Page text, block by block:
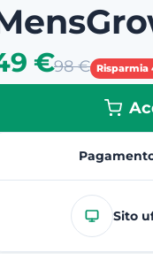
€98 € Risparmia
Sito